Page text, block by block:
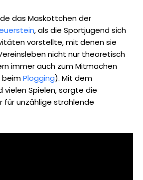
das Maskottchen der
, als die Sportjugend sich
vorstellte, mit denen sie
nicht nur theoretisch
immer auch zum Mitmachen
beimPlogging). Mit dem
vielen Spielen, sorgte die
für unzählige strahlende